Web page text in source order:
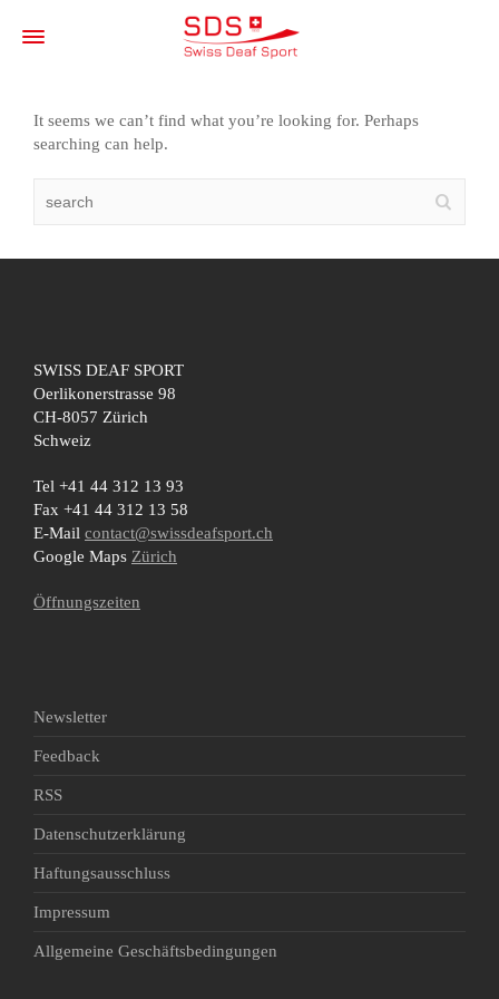
It seems we can’t find what you’re looking for. Perhaps
searching can help.
SWISS DEAF SPORT
Oerlikonerstrasse 98
CH-8057 Zürich
Schweiz
Tel +41 44 312 13 93
Fax +41 44 312 13 58
E-Mail contact@swissdeafsport.ch
Google Maps Zürich
Öffnungszeiten
Newsletter
Feedback
RSS
Datenschutzerklärung
Haftungsausschluss
Impressum
Allgemeine Geschäftsbedingungen